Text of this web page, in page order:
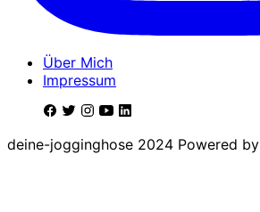
Über Mich
Impressum
deine-jogginghose 2024 Powered by